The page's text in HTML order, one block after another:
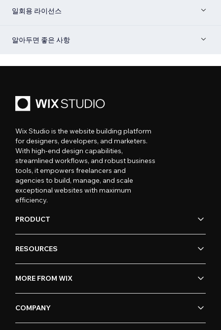
일회용 라이선스
알아두면 좋은 사항
Wix Studio is the website building platform
for designers, developers, and marketers.
With high-end design capabilities,
streamlined workflows, and robust business
tools, it empowers freelancers and
agencies to build, manage, and scale
exceptional websites with maximum
efficiency.
PRODUCT
RESOURCES
MORE FROM WIX
COMPANY